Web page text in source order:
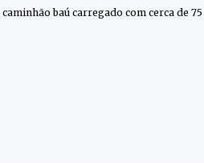
baú carregado com cerca de